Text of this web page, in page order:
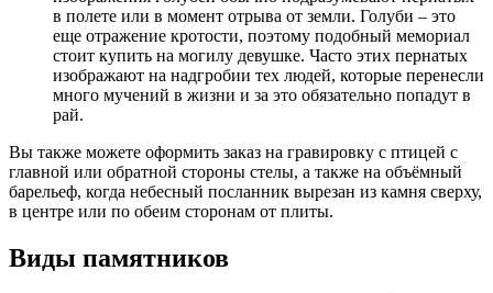
в полете или в момент отрыва от земли. Голуби – это
еще отражение кротости, поэтому подобный мемориал
стоит купить на могилу девушке. Часто этих пернатых
изображают на надгробии тех людей, которые перенесли
много мучений в жизни и за это обязательно попадут в
рай.
Вы также можете оформить заказ на гравировку с птицей с
главной или обратной стороны стелы, а также на объёмный
барельеф, когда небесный посланник вырезан из камня сверху,
в центре или по обеим сторонам от плиты.
Виды памятников